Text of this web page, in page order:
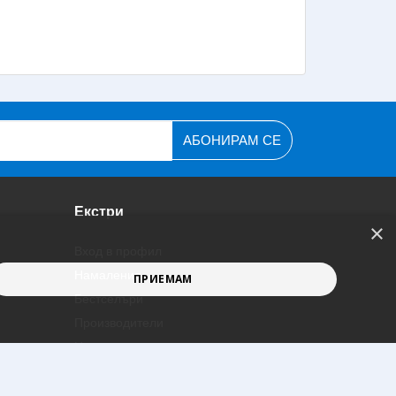
АБОНИРАМ СЕ
Екстри
Намаления
Бестселъри
Нови предложения
×
ПРИЕМАМ